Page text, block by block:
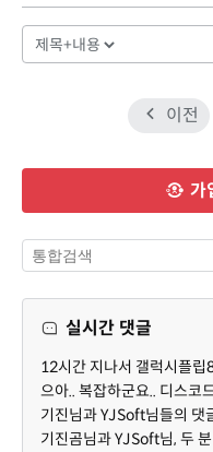
이전
가
실시간 댓글